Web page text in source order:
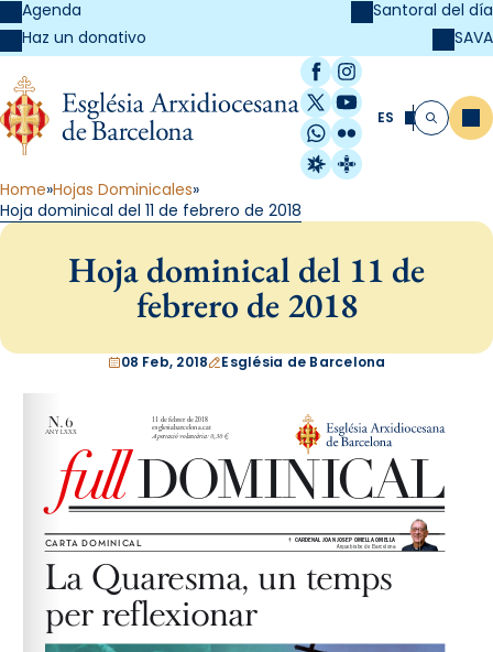
Agenda
Haz un donativo
Santoral del día
SAVA
Facebook
Instagram
X / Twitter
YouTube
WhatsApp
Flickr
Radio Estel
Catalunya
ES Buscar
Home Hojas Dominicales
Hoja dominical del 11 de febrero de 2018
Hoja dominical del 11 de
febrero de 2018
08 Feb, 2018 Església de Barcelona